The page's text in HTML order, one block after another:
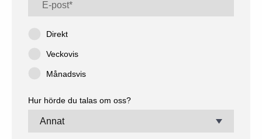
Direkt
Veckovis
Månadsvis
Hur hörde du talas om oss?